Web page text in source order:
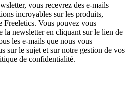
vous recevrez des e-mails
incroyables sur les produits,
Freeletics. Vous pouvez vous
la newsletter en cliquant sur le lien de
les e-mails que nous vous
sur le sujet et sur notre gestion de vos
de confidentialité.